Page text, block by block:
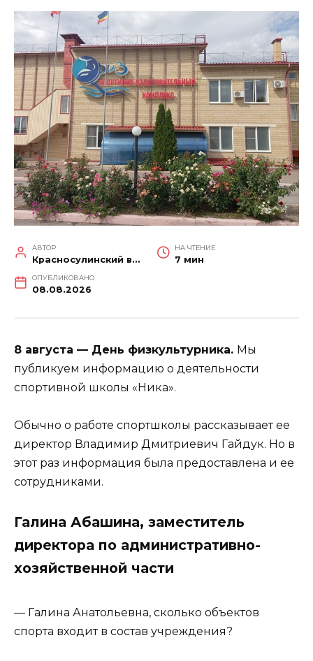
АВТОР
Красносулинский вестник
НА ЧТЕНИЕ
7 мин
ОПУБЛИКОВАНО
08.08.2026
8 августа — День физкультурника. Мы
публикуем информацию о деятельности
спортивной школы «Ника».
Обычно о работе спортшколы рассказывает ее
директор Владимир Дмитриевич Гайдук. Но в
этот раз информация была предоставлена и ее
сотрудниками.
Галина Абашина, заместитель
директора по административно-
хозяйственной части
— Галина Анатольевна, сколько объектов
спорта входит в состав учреждения?